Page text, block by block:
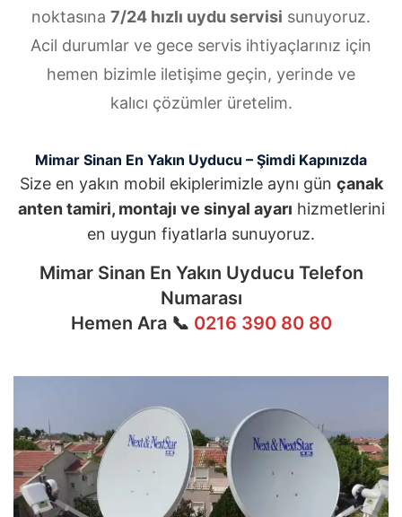
noktasına 7/24 hızlı uydu servisi sunuyoruz.
Acil durumlar ve gece servis ihtiyaçlarınız için
hemen bizimle iletişime geçin, yerinde ve
kalıcı çözümler üretelim.
Mimar Sinan En Yakın Uyducu – Şimdi Kapınızda
Size en yakın mobil ekiplerimizle aynı gün çanak
anten tamiri, montajı ve sinyal ayarı hizmetlerini
en uygun fiyatlarla sunuyoruz.
Mimar Sinan En Yakın Uyducu Telefon
Numarası
Hemen Ara 📞 0216 390 80 80